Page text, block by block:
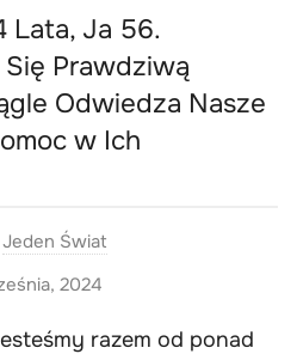
Lata, Ja 56.
Prawdziwą
Odwiedza Nasze
w Ich
Jeden Świat
2024
razem od ponad